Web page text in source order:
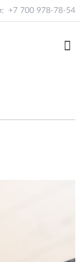
+7 700 978-78-54